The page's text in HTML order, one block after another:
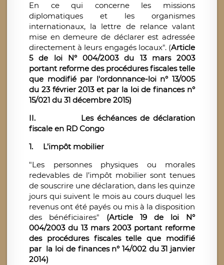
En ce qui concerne les missions
diplomatiques et les organismes
internationaux, la lettre de relance valant
mise en demeure de déclarer est adressée
directement à leurs engagés locaux". (Article
5 de loi N° 004/2003 du 13 mars 2003
portant reforme des procédures fiscales telle
que modifié par l'ordonnance-loi n° 13/005
du 23 février 2013 et par la loi de finances n°
15/021 du 31 décembre 2015)
II. Les échéances de déclaration
fiscale en RD Congo
1. L’impôt mobilier
"Les personnes physiques ou morales
redevables de l’impôt mobilier sont tenues
de souscrire une déclaration, dans les quinze
jours qui suivent le mois au cours duquel les
revenus ont été payés ou mis à la disposition
des bénéficiaires" (Article 19 de loi N°
004/2003 du 13 mars 2003 portant reforme
des procédures fiscales telle que modifié
par la loi de finances n° 14/002 du 31 janvier
2014)